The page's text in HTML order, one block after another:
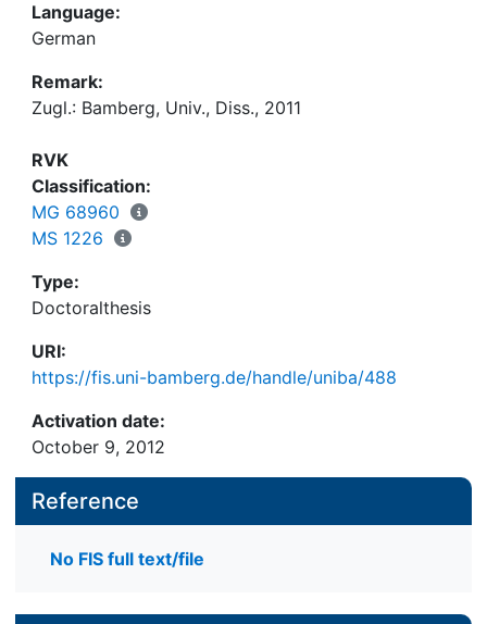
Language:
German
Remark:
Zugl.: Bamberg, Univ., Diss., 2011
RVK
Classification:
MG 68960
MS 1226
Type:
Doctoralthesis
URI:
https://fis.uni-bamberg.de/handle/uniba/488
Activation date:
October 9, 2012
Reference
No FIS full text/file